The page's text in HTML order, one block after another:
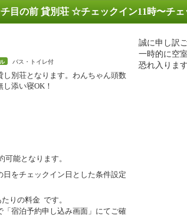
目の前 貸別荘 ☆チェックイン11時〜チ
バス・トイレ付
し別荘となります。わんちゃん頭数
し添い寝OK！
能となります。
をチェックイン日とした条件設定
りの料金 です。
宿泊予約申し込み画面」にてご確
誠に申し訳
一時的に空
恐れ入ります